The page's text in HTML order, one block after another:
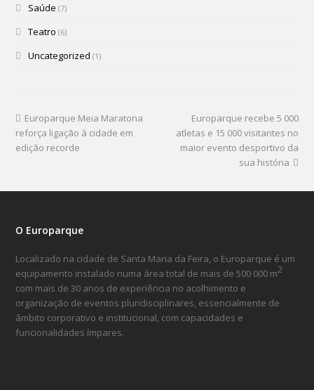
Saúde (7)
Teatro (6)
Uncategorized (1)
Europarque Meia Maratona
reforça ligação à cidade em
edição recorde
Europarque recebe 5 000
atletas e 15 000 visitantes no
maior evento desportivo da
sua história
O Europarque
Localizado na cidade de Santa Maria da Feira, o Europarque é um
equipamento instalado numa área total de mais de 500 000 m2
com mais de 30 anos de experiência no acolhimento e
organização de eventos pluridisciplinares, essencialmente de
âmbito corporativo e institucional, com capacidades e
funcionalidades ímpares.